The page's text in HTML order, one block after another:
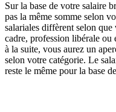
Sur la base de votre salaire
pas la même somme selon
salariales diffèrent selon
cadre, profession libérale ou
à la suite, vous aurez un
selon votre catégorie. Le
reste le même pour la base